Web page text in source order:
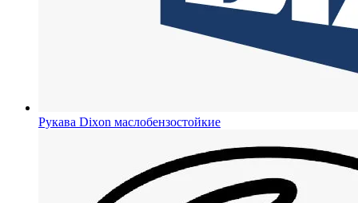
Рукава Dixon маслобензостойкие